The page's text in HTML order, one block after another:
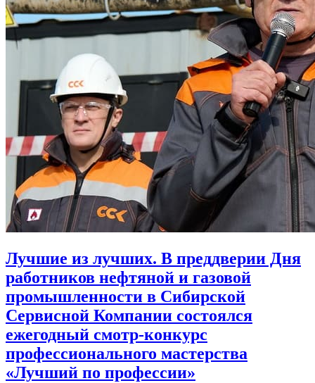
Лучшие из лучших. В преддверии Дня
работников нефтяной и газовой
промышленности в Сибирской
Сервисной Компании состоялся
ежегодный смотр-конкурс
профессионального мастерства
«Лучший по профессии»